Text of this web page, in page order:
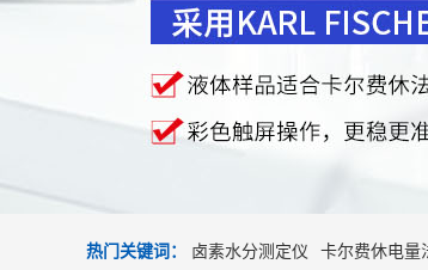
热门关键词： 卤素水分测定仪 卡尔费休电量